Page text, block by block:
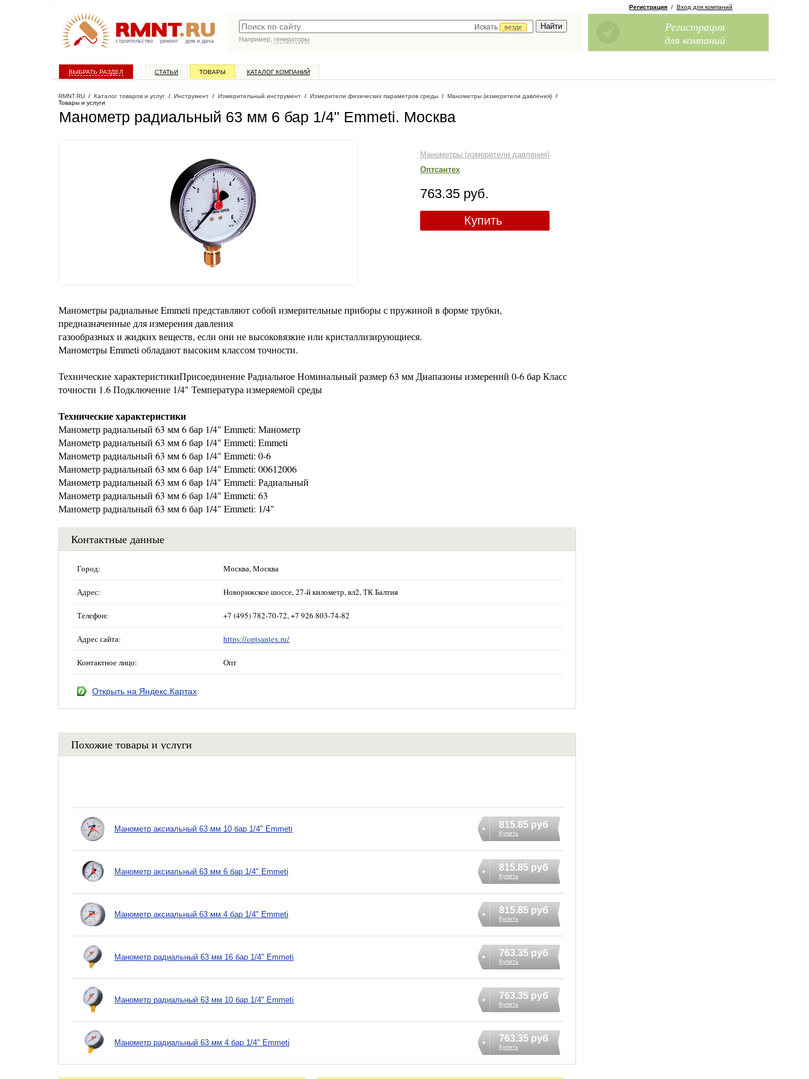
строительство ремонт дом и дача
Искать
везде
Например, генераторы
Регистрация / Вход для компаний
Регистрация
для компаний
ВЫБРАТЬ РАЗДЕЛ СТАТЬИ ТОВАРЫ КАТАЛОГ КОМПАНИЙ
RMNT.RU / Каталог товаров и услуг / Инструмент / Измерительный инструмент / Измерители физических параметров среды / Манометры (измерители давления) /
Товары и услуги
Манометр радиальный 63 мм 6 бар 1/4" Emmeti. Москва
Манометры (измерители давления)
Оптсантех
763.35 руб.
Купить
Манометры радиальные Emmeti представляют собой измерительные приборы с пружиной в форме трубки,
предназначенные для измерения давления
газообразных и жидких веществ, если они не высоковязкие или кристаллизирующиеся.
Манометры Emmeti обладают высоким классом точности.
Технические характеристикиПрисоединение Радиальное Номинальный размер 63 мм Диапазоны измерений 0-6 бар Класс
точности 1.6 Подключение 1/4" Температура измеряемой среды
Технические характеристики
Манометр радиальный 63 мм 6 бар 1/4" Emmeti: Манометр
Манометр радиальный 63 мм 6 бар 1/4" Emmeti: Emmeti
Манометр радиальный 63 мм 6 бар 1/4" Emmeti: 0-6
Манометр радиальный 63 мм 6 бар 1/4" Emmeti: 00612006
Манометр радиальный 63 мм 6 бар 1/4" Emmeti: Радиальный
Манометр радиальный 63 мм 6 бар 1/4" Emmeti: 63
Манометр радиальный 63 мм 6 бар 1/4" Emmeti: 1/4"
Контактные данные
Город: Москва, Москва
Адрес: Новорижское шоссе, 27-й километр, вл2, ТК Балтия
Телефон: +7 (495) 782-70-72, +7 926 803-74-82
Адрес сайта: https://optsantex.ru/
Контактное лицо: Опт
Открыть на Яндекс.Картах
Похожие товары и услуги
Манометр аксиальный 63 мм 10 бар 1/4" Emmeti 815.85 руб
Купить
Манометр аксиальный 63 мм 6 бар 1/4" Emmeti 815.85 руб
Купить
Манометр аксиальный 63 мм 4 бар 1/4" Emmeti 815.85 руб
Купить
Манометр радиальный 63 мм 16 бар 1/4" Emmeti 763.35 руб
Купить
Манометр радиальный 63 мм 10 бар 1/4" Emmeti 763.35 руб
Купить
Манометр радиальный 63 мм 4 бар 1/4" Emmeti 763.35 руб
Купить